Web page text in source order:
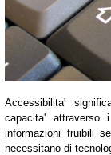
Accessibilita'
capacita'
informazioni fruibili
necessitano di